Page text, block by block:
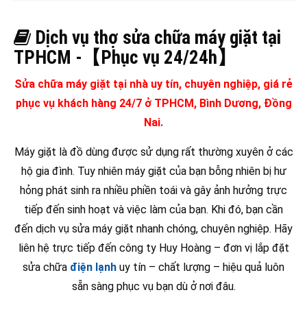
Dịch vụ thợ sửa chữa máy giặt tại
TPHCM -【Phục vụ 24/24h】
Sửa chữa máy giặt tại nhà uy tín, chuyên nghiệp, giá rẻ
phục vụ khách hàng 24/7 ở TPHCM, Bình Dương, Đồng
Nai.
Máy giặt là đồ dùng được sử dụng rất thường xuyên ở các
hộ gia đình. Tuy nhiên máy giặt của bạn bỗng nhiên bị hư
hỏng phát sinh ra nhiều phiền toái và gây ảnh hưởng trực
tiếp đến sinh hoạt và việc làm của bạn. Khi đó, bạn cần
đến dịch vụ sửa máy giặt nhanh chóng, chuyên nghiệp. Hãy
liên hệ trực tiếp đến công ty Huy Hoàng – đơn vị lắp đặt
sửa chữa điện lạnh uy tín – chất lượng – hiệu quả luôn
sẵn sàng phục vụ bạn dù ở nơi đâu.